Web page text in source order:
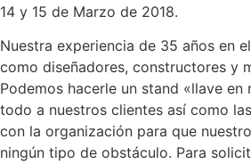
14 y 15 de Marzo de 2018.
Nuestra experiencia de 35 años en
como diseñadores, constructores y
Podemos hacerle un stand «llave en
todo a nuestros clientes así como
con la organización para que
ningún tipo de obstáculo. Para